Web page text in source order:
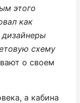
этого
как
дизайнеры
схему
о своем
а кабина